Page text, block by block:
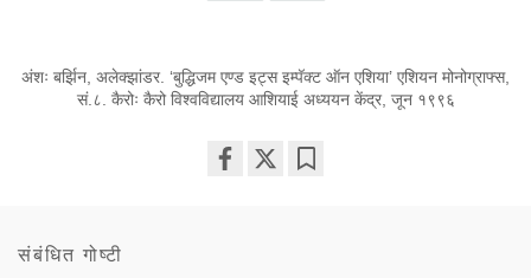
अंशः बर्झिन, अलेक्झांडर. ‘बुद्धिजम एण्ड इट्स इम्पॅक्ट ऑन एशिया’ एशियन मोनोग्राफ्स,
सं.८. कैरोः कैरो विश्वविद्यालय आशियाई अध्ययन केंद्र, जून १९९६
संबंधित गोष्टी